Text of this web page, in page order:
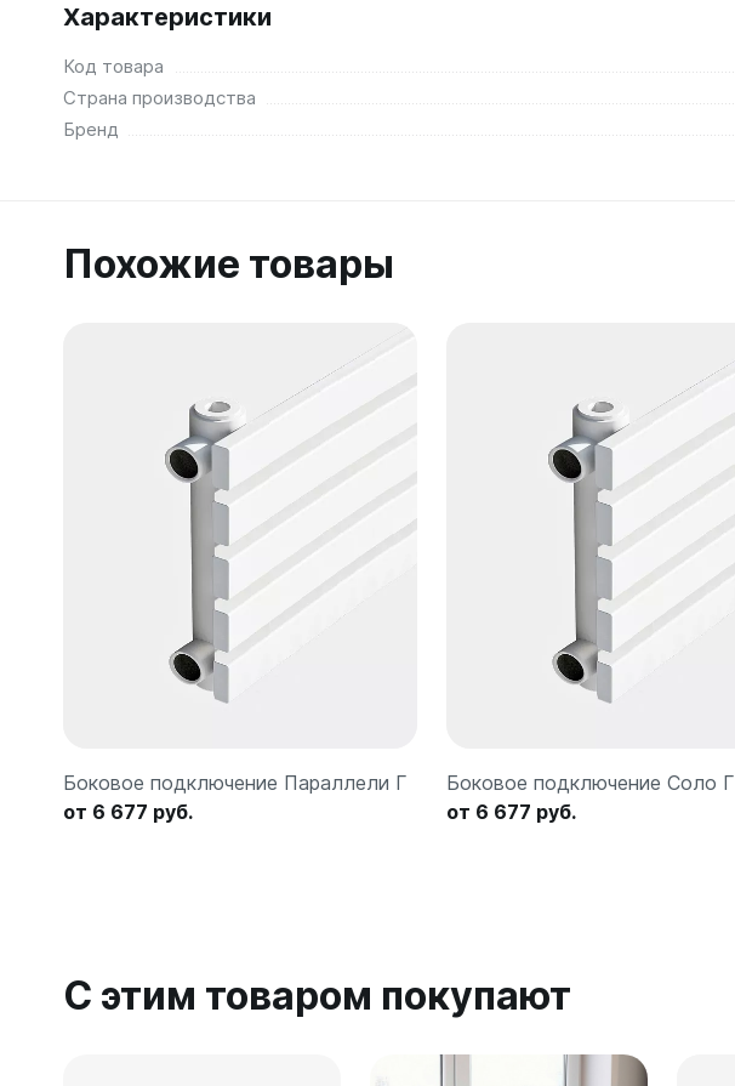
Характеристики
Код товара
Страна производства
Бренд
Похожие товары
Боковое подключение Параллели Г
от 6 677 руб.
Боковое подключение Соло Г
от 6 677 руб.
С этим товаром покупают